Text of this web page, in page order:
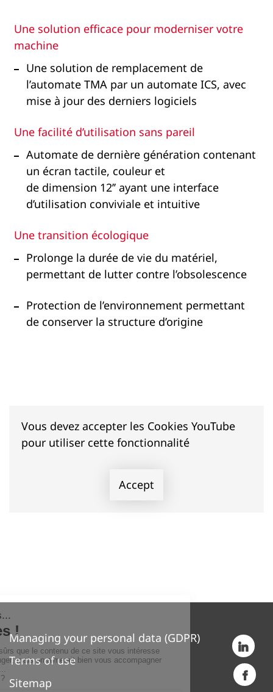
Une solution efficace pour moderniser votre
machine​
Une solution de remplacement de
l’automate TMA par un automate ICS, avec
mise à jour des derniers logiciels​
Une facilité d’utilisation sans pareil ​
Automate de dernière génération contenant
un écran tactile, couleur et
de dimension 12’’ ayant une interface
d’utilisation conviviale et intuitive​
Une transition écologique
Prolonge la durée de vie du matériel,
permettant de lutter contre l’obsolescence​
Protection de l’environnement permettant
de conserver la structure d’origine
Vous devez accepter les Cookies YouTube
pour utiliser cette fonctionnalité
Accept
Managing your personal data (GDPR)
Terms of use
Sitemap